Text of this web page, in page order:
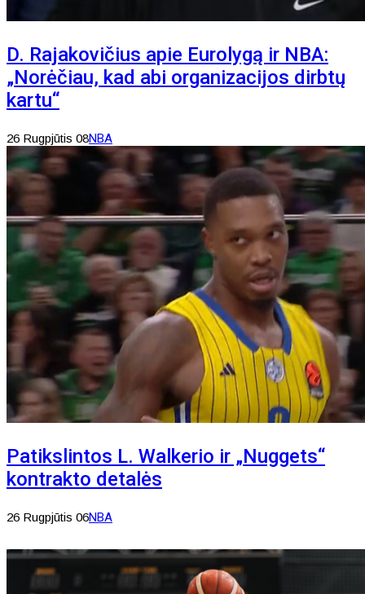
D. Rajakovičius apie Eurolygą ir NBA:
„Norėčiau, kad abi organizacijos dirbtų
kartu“
26 Rugpjūtis 08NBA
Patikslintos L. Walkerio ir „Nuggets“
kontrakto detalės
26 Rugpjūtis 06NBA